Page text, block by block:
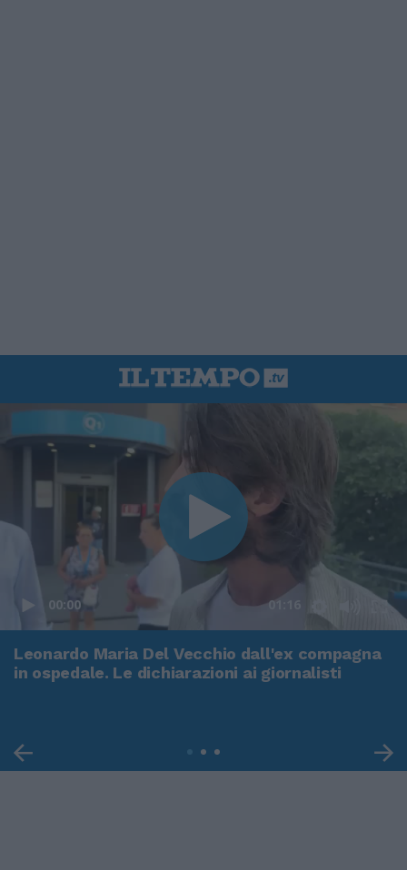
00:00 01:16
Leonardo Maria Del Vecchio dall'ex compagna
in ospedale. Le dichiarazioni ai giornalisti